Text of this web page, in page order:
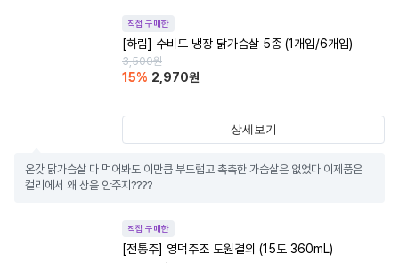
직접 구매한
[하림] 수비드 냉장 닭가슴살 5종 (1개입/6개입)
3,500원
15% 2,970원
상세보기
온갖 닭가슴살 다 먹어봐도 이만큼 부드럽고 촉촉한 가슴살은 없었다 이제품은
컬리에서 왜 상을 안주지????
직접 구매한
[전통주] 영덕주조 도원결의 (15도 360mL)